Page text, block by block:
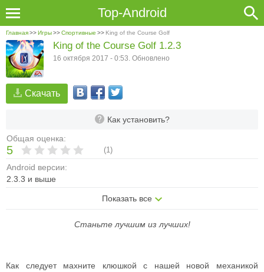
Top-Android
Главная>>Игры>>Спортивные >> King of the Course Golf
Скачать
Как установить?
Общая оценка:
5 (1)
Android версии:
2.3.3 и выше
Показать все
King of the Course Golf 1.2.3
16 октября 2017 - 0:53. Обновлено
Станьте лучшим из лучших!
Как следует махните клюшкой с нашей новой механикой